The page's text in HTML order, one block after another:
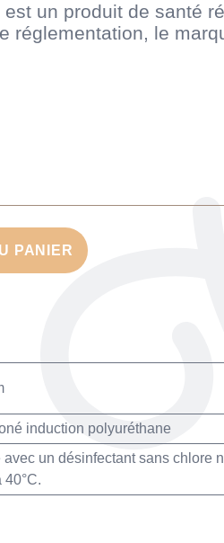
un produit de santé
réglementation, le
PANIER
induction polyuréthane
avec un désinfectant sans chlore
40°C.